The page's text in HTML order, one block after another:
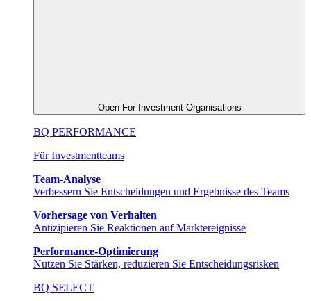
Open For Investment Organisations
BQ PERFORMANCE
Für Investmentteams
Team-Analyse
Verbessern Sie Entscheidungen und Ergebnisse des Teams
Vorhersage von Verhalten
Antizipieren Sie Reaktionen auf Marktereignisse
Performance-Optimierung
Nutzen Sie Stärken, reduzieren Sie Entscheidungsrisken
BQ SELECT